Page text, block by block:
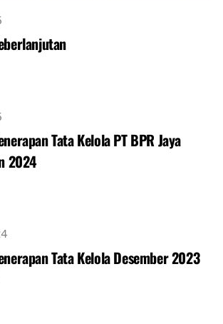
Tata Kelola PT BPR Jaya
2024
Tata Kelola Desember 2023